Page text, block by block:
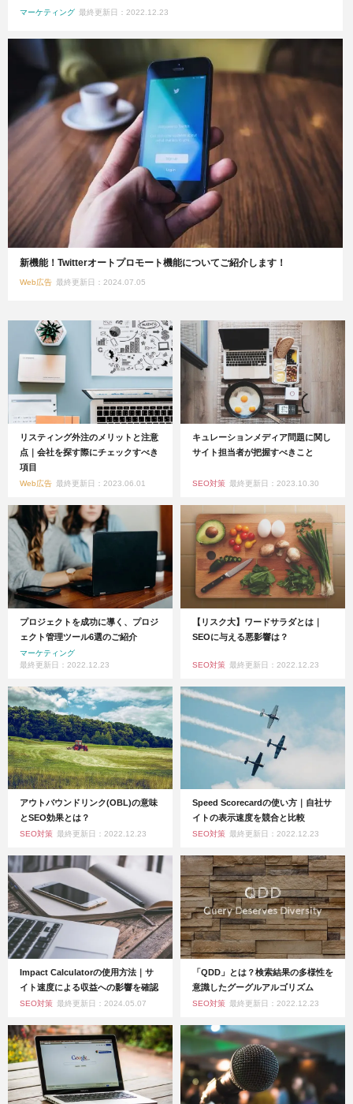
マーケティング 最終更新日：2022.12.23
新機能！Twitterオートプロモート機能についてご紹介します！
Web広告 最終更新日：2024.07.05
リスティング外注のメリットと注意
点｜会社を探す際にチェックすべき
項目
Web広告 最終更新日：2023.06.01
キュレーションメディア問題に関し
サイト担当者が把握すべきこと
SEO対策 最終更新日：2023.10.30
プロジェクトを成功に導く、プロジ
ェクト管理ツール6選のご紹介
マーケティング
最終更新日：2022.12.23
【リスク大】ワードサラダとは｜
SEOに与える悪影響は？
SEO対策 最終更新日：2022.12.23
アウトバウンドリンク(OBL)の意味
とSEO効果とは？
SEO対策 最終更新日：2022.12.23
Speed Scorecardの使い方｜自社サ
イトの表示速度を競合と比較
SEO対策 最終更新日：2022.12.23
Impact Calculatorの使用方法｜サ
イト速度による収益への影響を確認
SEO対策 最終更新日：2024.05.07
「QDD」とは？検索結果の多様性を
意識したグーグルアルゴリズム
SEO対策 最終更新日：2022.12.23